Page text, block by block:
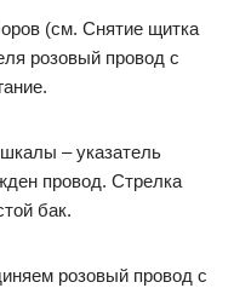
(см. Снятие щитка
розовый провод с
– указатель
провод. Стрелка
бак.
розовый провод с